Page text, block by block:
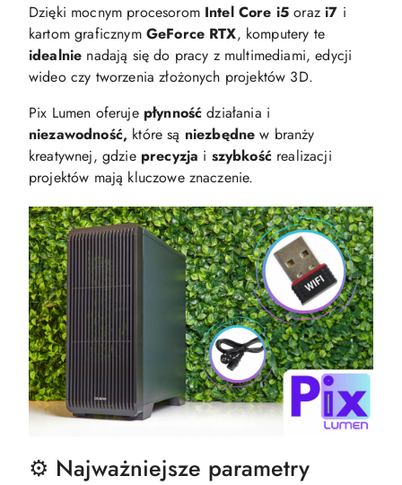
Dzięki mocnym procesorom Intel Core i5 orazi7 i
kartom graficznym GeForce RTX, komputery te
idealnie nadają się do pracy z multimediami, edycji
wideo czy tworzenia złożonych projektów 3D.
Pix Lumen oferuje płynność działania i
niezawodność, które są niezbędne w branży
kreatywnej, gdzie precyzja i szybkośćrealizacji
projektów mają kluczowe znaczenie.
⚙️ Najważniejsze parametry